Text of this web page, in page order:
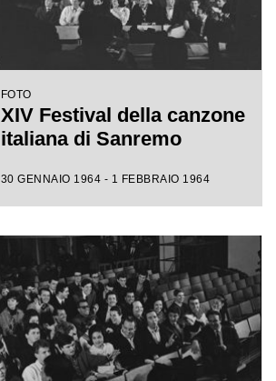
FOTO
XIV Festival della canzone
italiana di Sanremo
30 GENNAIO 1964 - 1 FEBBRAIO 1964